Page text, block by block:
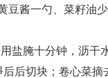
酱一勺、菜籽油少
腌十分钟，沥干
切块；卷心菜摘